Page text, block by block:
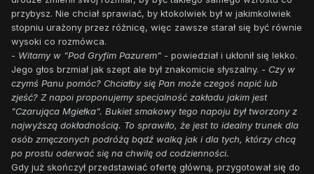
przybysz. Nie chciał sprawiać, by ktokolwiek był w jakimkolwiek
stopniu urażony przez różnicę, więc zawsze starał się być równie
wysoki co rozmówca.
- Witamy w "Pod Gryfim Pazurem" - powiedział i ukłonił się lekko.
Jego głos brzmiał jak szept ale był znakomicie słyszalny. - Czy w
czymś Panu pomóc? Chciałby się Pan może czegoś napić lub
zjeść? Z napoi proponujemy specjalność zakładu jakim jest
"Czarująca Mgiełka". Bukiet smakowy tego napoju był tworzony z
najwyższą dokładnością. To sprawiło, że jest to idealny trunek dla
osób zmęczonych podróżą bądź walką jak i dla tych, którzy chcą
po prostu oderwać się na chwilę od codzienności.
Gdy już skończył przedstawiać ofertę główną, przygotował się do